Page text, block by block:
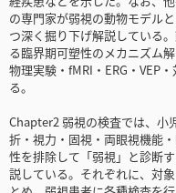
の専門家が弱視の動物モデル
つ深く掘り下げ解説している
る臨界期可塑性のメカニズム
物理実験・fMRI・ERG・VEP
る。
Chapter2 弱視の検査では、小
折・視力・固視・両眼視機能
性を排除して「弱視」と診断
説している。それぞれに、対